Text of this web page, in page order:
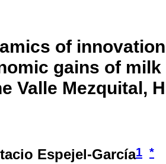
of
gains of
Valle Mezquital,
Espejel-García1 *